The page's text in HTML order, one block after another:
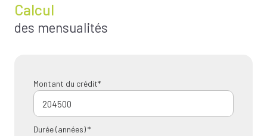
Calcul
des mensualités
Montant du crédit*
Durée (années) *